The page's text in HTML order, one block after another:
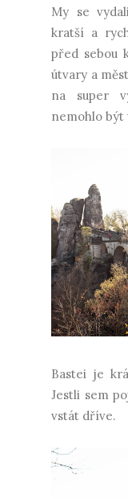
My se
kratší a
před sebou
útvary a
na super
nemohlo být
Bastei je
Jestli sem
vstát dříve.